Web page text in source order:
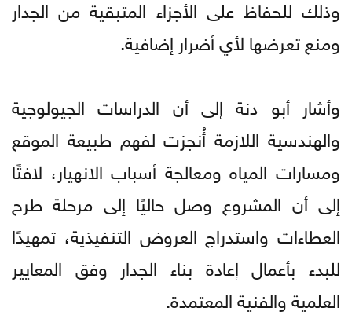
وذلك للحفاظ على الأجزاء المتبقية من الجدار
ومنع تعرضها لأي أضرار إضافية.
وأشار أبو دنة إلى أن الدراسات الجيولوجية
والهندسية اللازمة أُنجزت لفهم طبيعة الموقع
ومسارات المياه ومعالجة أسباب الانهيار، لافتًا
إلى أن المشروع وصل حاليًا إلى مرحلة طرح
العطاءات واستدراج العروض التنفيذية، تمهيدًا
للبدء بأعمال إعادة بناء الجدار وفق المعايير
العلمية والفنية المعتمدة.